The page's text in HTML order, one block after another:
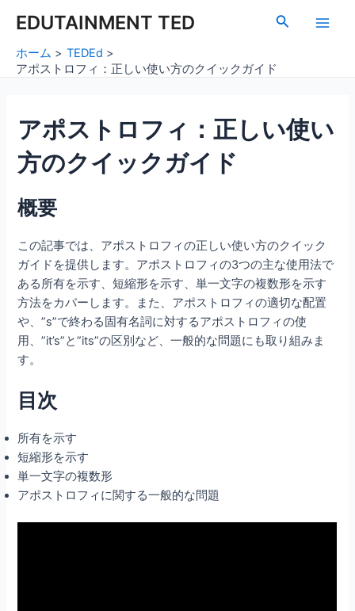
EDUTAINMENT TED
検
Main
ホーム
TEDEd
アポストロフィ：正しい使い方のクイックガイド
アポストロフィ：正しい使い
方のクイックガイド
概要
この記事では、アポストロフィの正しい使い方のクイック
ガイドを提供します。アポストロフィの3つの主な使用法で
ある所有を示す、短縮形を示す、単一文字の複数形を示す
方法をカバーします。また、アポストロフィの適切な配置
や、”s”で終わる固有名詞に対するアポストロフィの使
用、”it’s”と”its”の区別など、一般的な問題にも取り組みま
す。
目次
所有を示す
短縮形を示す
単一文字の複数形
アポストロフィに関する一般的な問題
navigation